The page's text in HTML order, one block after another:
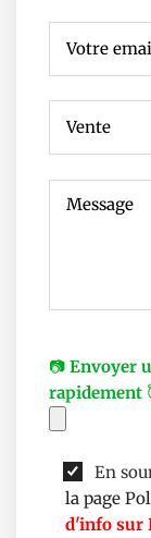
📷 Envoyer
rapidement
En
la page
d'info sur